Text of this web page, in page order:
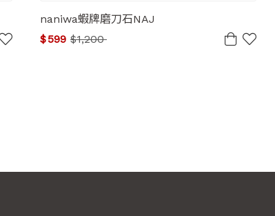
naniwa蝦牌磨刀石NAJ
$1,200
$599